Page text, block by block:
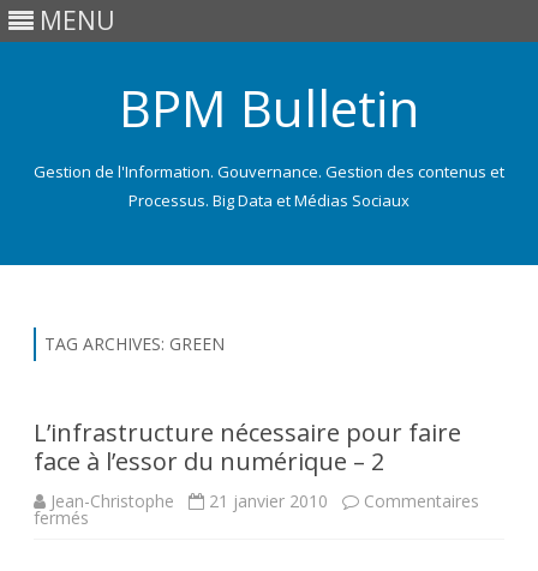
MENU
BPM Bulletin
Gestion de l'Information. Gouvernance. Gestion des contenus et
Processus. Big Data et Médias Sociaux
TAG ARCHIVES: GREEN
L’infrastructure nécessaire pour faire
face à l’essor du numérique – 2
Jean-Christophe 21 janvier 2010 Commentaires
fermés